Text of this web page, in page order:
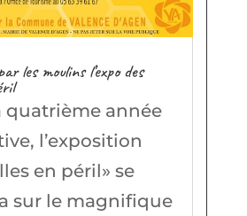
les moulins l’expo des
quatrième année
l’exposition
en péril» se
sur le magnifique